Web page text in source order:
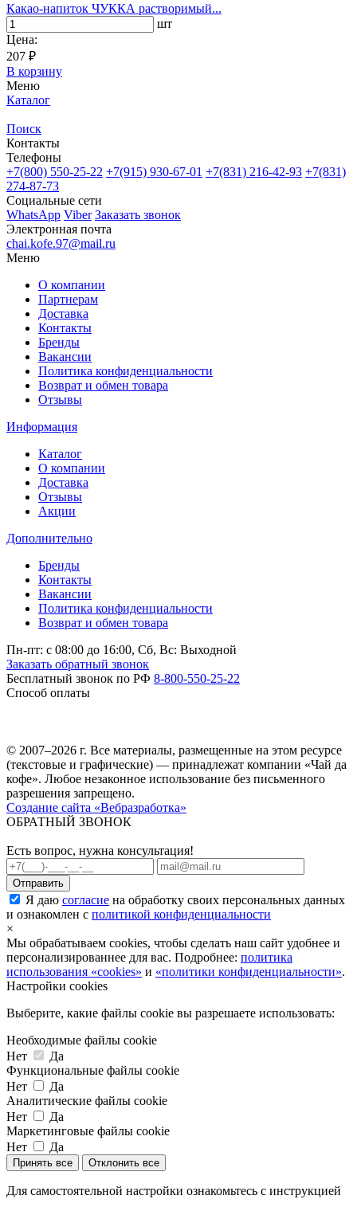
Какао-напиток ЧУККА растворимый...
шт
Цена:
207 ₽
В корзину
Меню
Каталог
Поиск
Контакты
Телефоны
+7(800) 550-25-22 +7(915) 930-67-01 +7(831) 216-42-93 +7(831)
274-87-73
Социальные сети
WhatsApp Viber Заказать звонок
Электронная почта
chai.kofe.97@mail.ru
Меню
О компании
Партнерам
Доставка
Контакты
Бренды
Вакансии
Политика конфиденциальности
Возврат и обмен товара
Отзывы
Информация
Каталог
О компании
Доставка
Отзывы
Акции
Дополнительно
Бренды
Контакты
Вакансии
Политика конфиденциальности
Возврат и обмен товара
Пн-пт: c 08:00 до 16:00, Сб, Вс: Выходной
Заказать обратный звонок
Бесплатный звонок по РФ 8-800-550-25-22
Способ оплаты
© 2007–2026 г. Все материалы, размещенные на этом ресурсе
(текстовые и графические) — принадлежат компании «Чай да
кофе». Любое незаконное использование без письменного
разрешения запрещено.
Создание сайта «Вебразработка»
ОБРАТНЫЙ ЗВОНОК
Есть вопрос, нужна консультация!
Я даю согласие на обработку своих персональных данных
и ознакомлен с политикой конфиденциальности
×
Мы обрабатываем cookies, чтобы сделать наш сайт удобнее и
персонализированнее для вас. Подробнее: политика
использования «cookies» и «политики конфиденциальности».
Настройки cookies
Выберите, какие файлы cookie вы разрешаете использовать:
Необходимые файлы cookie
Нет
Да
Функциональные файлы cookie
Нет
Да
Аналитические файлы cookie
Нет
Да
Маркетинговые файлы cookie
Нет
Да
Принять все Отклонить все
Для самостоятельной настройки ознакомьтесь с инструкцией